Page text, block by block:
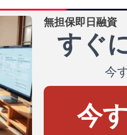
無担保即日融資
すぐ
今
今